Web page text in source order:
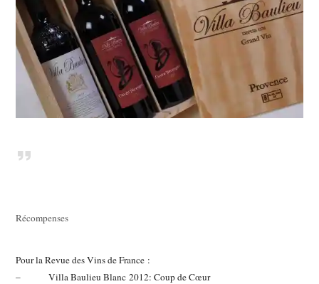
Récompenses
Pour la Revue des Vins de France :
– Villa Baulieu Blanc 2012: Coup de Cœur